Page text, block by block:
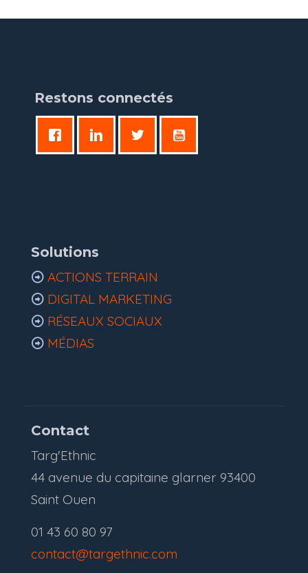
Restons connectés
Solutions
ACTIONS TERRAIN
DIGITAL MARKETING
RÉSEAUX SOCIAUX
MÉDIAS
Contact
Targ'Ethnic
44 avenue du capitaine glarner 93400
Saint Ouen
01 43 60 80 97
contact@targethnic.com